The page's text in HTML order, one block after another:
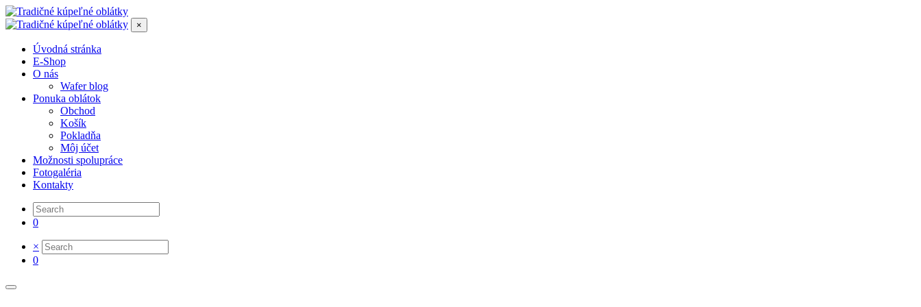
×
Úvodná stránka
E-Shop
O nás
Wafer blog
Ponuka oblátok
Obchod
Košík
Pokladňa
Môj účet
Možnosti spolupráce
Fotogaléria
Kontakty
0
×
0